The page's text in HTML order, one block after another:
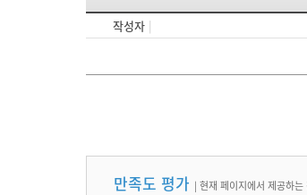
작성자 |
만족도 평가 | 현재 페이지에서 제공하